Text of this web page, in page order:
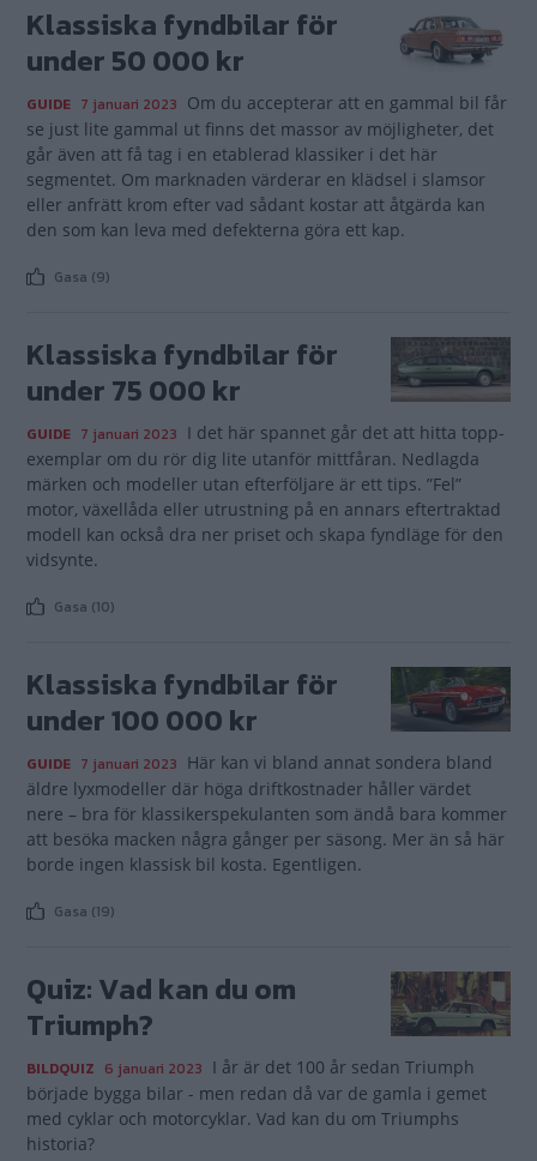
Klassiska fyndbilar för
under 50 000 kr
GUIDE 7 januari 2023 Om du accepterar att en gammal bil får
se just lite gammal ut finns det massor av möjligheter, det
går även att få tag i en etablerad klassiker i det här
segmentet. Om marknaden värderar en klädsel i slamsor
eller anfrätt krom efter vad sådant kostar att åtgärda kan
den som kan leva med defekterna göra ett kap.
Gasa (9)
Klassiska fyndbilar för
under 75 000 kr
GUIDE 7 januari 2023 I det här spannet går det att hitta topp­
exemplar om du rör dig lite utanför mittfåran. Nedlagda
märken och modeller utan efterföljare är ett tips. ”Fel”
motor, växellåda eller utrustning på en annars eftertraktad
modell kan också dra ner priset och skapa fyndläge för den
vidsynte.
Gasa (10)
Klassiska fyndbilar för
under 100 000 kr
GUIDE 7 januari 2023 Här kan vi bland annat sondera bland
äldre lyxmodeller där höga driftkostnader håller värdet
nere – bra för klassikerspekulanten som ändå bara kommer
att besöka macken några gånger per säsong. Mer än så här
borde ingen klassisk bil kosta. Egentligen.
Gasa (19)
Quiz: Vad kan du om
Triumph?
BILDQUIZ 6 januari 2023 I år är det 100 år sedan Triumph
började bygga bilar - men redan då var de gamla i gemet
med cyklar och motorcyklar. Vad kan du om Triumphs
historia?